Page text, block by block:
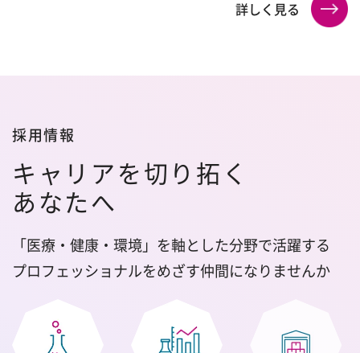
詳しく見る
採用情報
キャリアを切り拓く
あなたへ
「医療・健康・環境」を軸とした分野で活躍する
プロフェッショナルをめざす仲間になりませんか